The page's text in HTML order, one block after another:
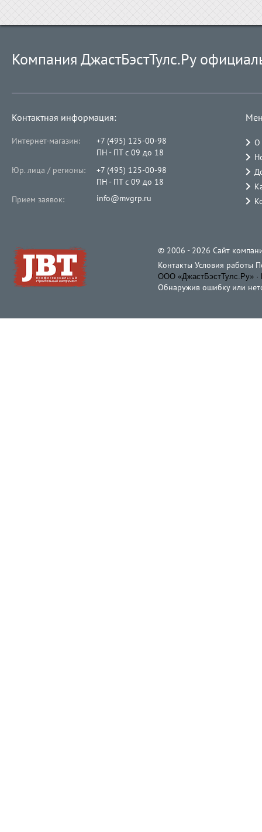
Компания ДжастБэстТулс.Ру
Контактная информация:
Интернет-магазин:
+7 (495) 125-00-98
ПН - ПТ с 09 до 18
Юр. лица / регионы:
+7 (495) 125-00-98
ПН - ПТ с 09 до 18
Прием заявок:
info@mvgrp.ru
О
© 2006 - 2026 Cайт
Контакты Условия работы
ООО «ДжастБэстТулс.Ру» ·
Обнаружив ошибку или